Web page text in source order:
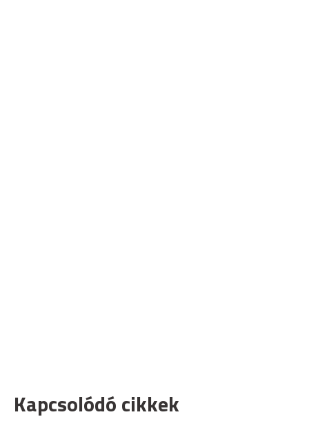
Kapcsolódó cikkek